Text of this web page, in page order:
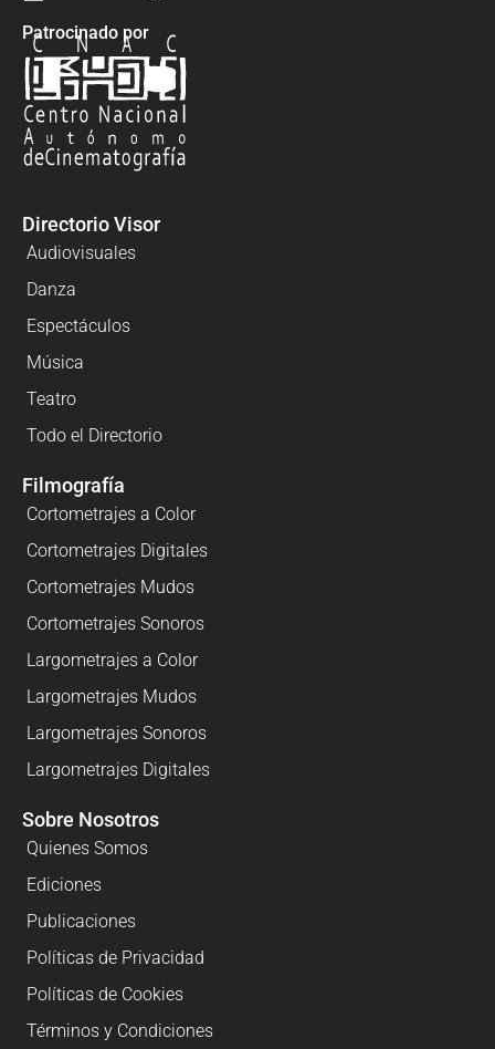
Patrocinado por
Directorio Visor
Audiovisuales
Danza
Espectáculos
Música
Teatro
Todo el Directorio
Filmografía
Cortometrajes a Color
Cortometrajes Digitales
Cortometrajes Mudos
Cortometrajes Sonoros
Largometrajes a Color
Largometrajes Mudos
Largometrajes Sonoros
Largometrajes Digitales
Sobre Nosotros
Quienes Somos
Ediciones
Publicaciones
Políticas de Privacidad
Políticas de Cookies
Términos y Condiciones